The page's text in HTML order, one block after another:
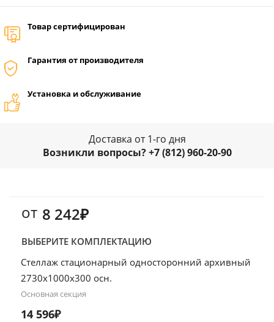
Товар сертифицирован
Гарантия от производителя
Установка и обслуживание
Доставка от 1-го дня
Возникли вопросы? +7 (812) 960-20-90
от 8 242₽
ВЫБЕРИТЕ КОМПЛЕКТАЦИЮ
Стеллаж стационарный односторонний архивный
2730х1000х300 осн.
Основная секция
14 596₽